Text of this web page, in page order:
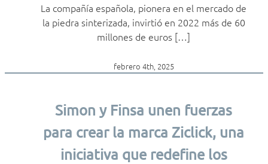
La compañía española, pionera en el mercado de
la piedra sinterizada, invirtió en 2022 más de 60
millones de euros […]
febrero 4th, 2025
Simon y Finsa unen fuerzas
para crear la marca Ziclick, una
iniciativa que redefine los